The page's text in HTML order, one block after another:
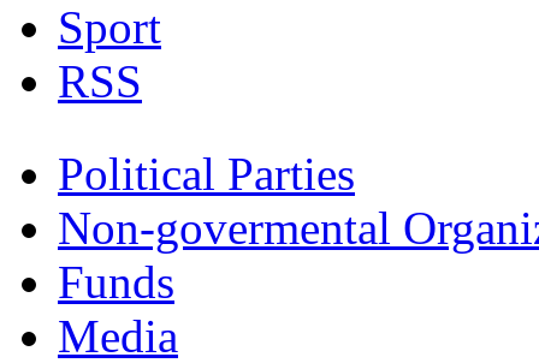
Sport
RSS
Political Parties
Non-govermental
Funds
Мedia